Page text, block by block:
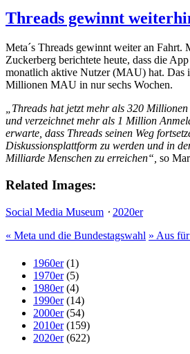
Threads gewinnt
Meta´s Threads gewinnt weiter an Fahrt.
Zuckerberg berichtete heute, dass die
monatlich aktive Nutzer (MAU) hat. Das
Millionen MAU in nur sechs Wochen.
„Threads hat jetzt mehr als 320
und verzeichnet mehr als 1 Million
erwarte, dass Threads seinen Weg
Diskussionsplattform zu werden und in
Milliarde Menschen zu erreichen“, so
Related Images:
Social Media Museum ⋅ 2020er
« Meta und die Bundestagswahl » Aus
1960er(1)
1970er(5)
1980er(4)
1990er(14)
2000er(54)
2010er(159)
2020er(622)